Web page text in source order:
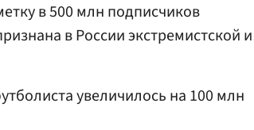
в 500 млн подписчиков
в России экстремистской и
увеличилось на 100 млн